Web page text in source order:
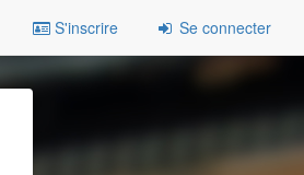
S'inscrire Se connecter